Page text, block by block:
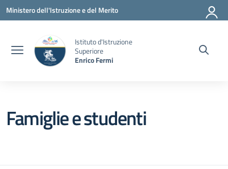
Vai ai contenuti
Vai al menu di navigazione
Vai al footer
Ministero dell'Istruzione e del Merito
Istituto d'Istruzione
Superiore
Enrico Fermi
Famiglie e studenti